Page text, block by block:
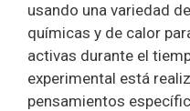
usando una variedad
químicas y de calor
activas durante el
experimental está
pensamientos